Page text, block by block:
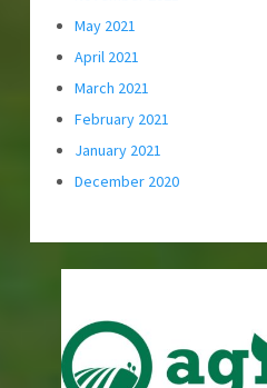
May 2021
April 2021
March 2021
February 2021
January 2021
December 2020